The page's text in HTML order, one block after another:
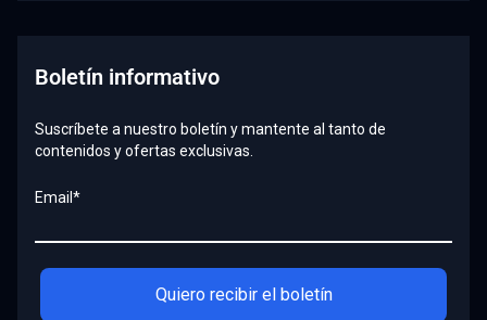
Boletín informativo
Suscríbete a nuestro boletín y mantente al tanto de
contenidos y ofertas exclusivas.
Email*
Quiero recibir el boletín